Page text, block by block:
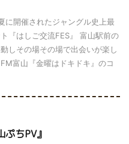
に開催されたジャングル史上最
『はしご交流FES』 富山駅前の
しその場その場で出会いが楽し
富山『金曜はドキドキ』のコ
ぷちPV』